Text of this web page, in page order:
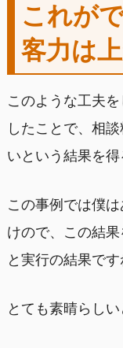
これが
客力は
このような工夫
したことで、相
いという結果を得
この事例では僕
けので、この結
と実行の結果です
とても素晴らしい